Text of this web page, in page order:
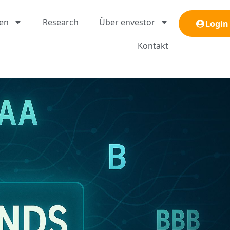
Research Über envestor
Kontakt
Login